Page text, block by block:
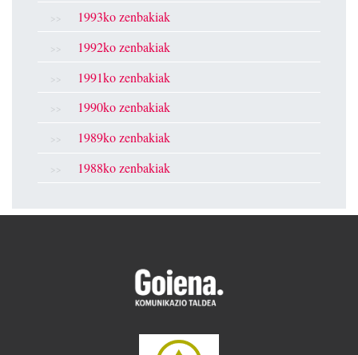
1993ko zenbakiak
1992ko zenbakiak
1991ko zenbakiak
1990ko zenbakiak
1989ko zenbakiak
1988ko zenbakiak